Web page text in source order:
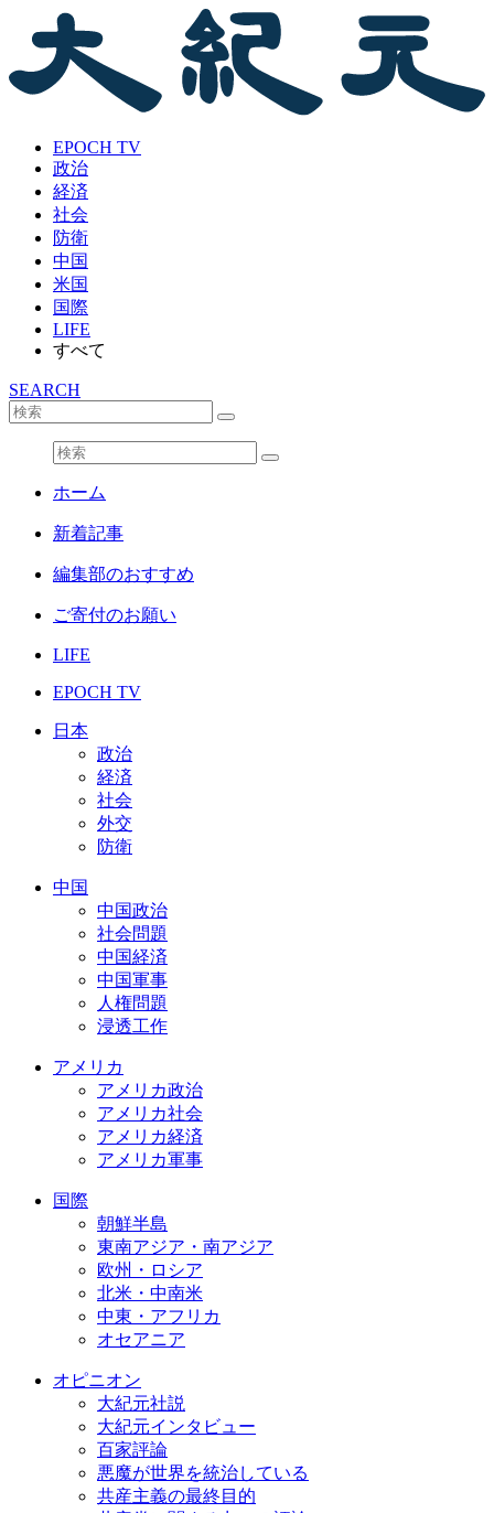
EPOCH TV
政治
経済
社会
防衛
中国
米国
国際
LIFE
すべて
SEARCH
ホーム
新着記事
編集部のおすすめ
ご寄付のお願い
LIFE
EPOCH TV
日本
政治
経済
社会
外交
防衛
中国
中国政治
社会問題
中国経済
中国軍事
人権問題
浸透工作
アメリカ
アメリカ政治
アメリカ社会
アメリカ経済
アメリカ軍事
国際
朝鮮半島
東南アジア・南アジア
欧州・ロシア
北米・中南米
中東・アフリカ
オセアニア
オピニオン
大紀元社説
大紀元インタビュー
百家評論
悪魔が世界を統治している
共産主義の最終目的